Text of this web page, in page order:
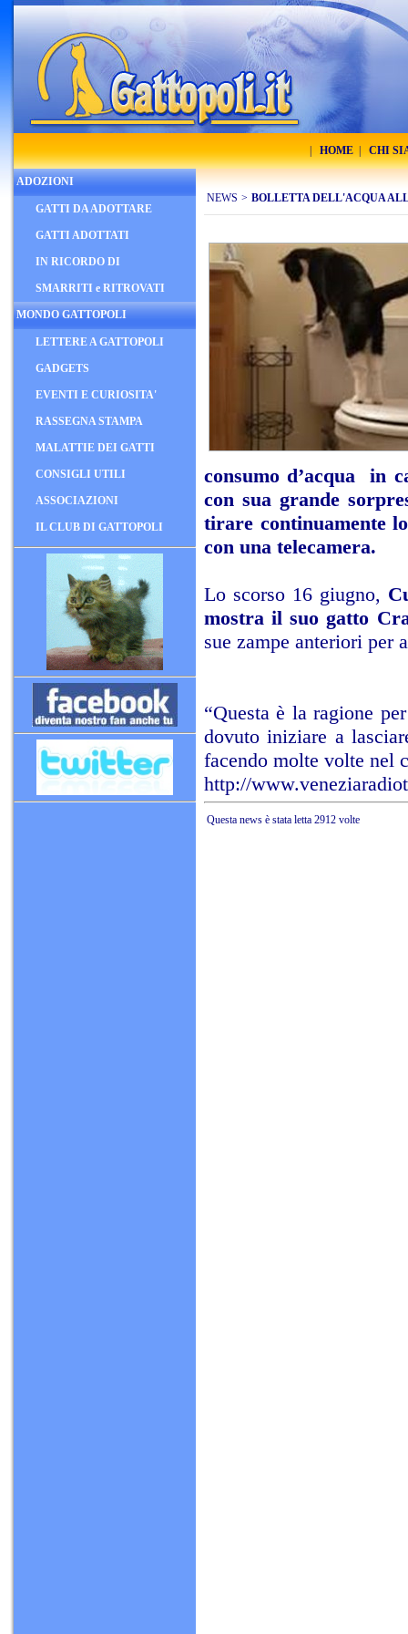
HOME CHI
ADOZIONI
GATTI DA ADOTTARE
GATTI ADOTTATI
IN RICORDO DI
SMARRITI e RITROVATI
MONDO GATTOPOLI
LETTERE A GATTOPOLI
GADGETS
EVENTI E CURIOSITA'
RASSEGNA STAMPA
MALATTIE DEI GATTI
CONSIGLI UTILI
ASSOCIAZIONI
IL CLUB DI GATTOPOLI
NEWS > BOLLETTA DELL'ACQUA
consumo d’acqua in
con sua grande
tirare continuamente
con una telecamera.
Lo scorso 16 giugno,
mostra il suo gatto
sue zampe anteriori per
“Questa è la ragione
dovuto iniziare a
facendo molte volte nel
http://
Questa news è stata letta 2912 volte